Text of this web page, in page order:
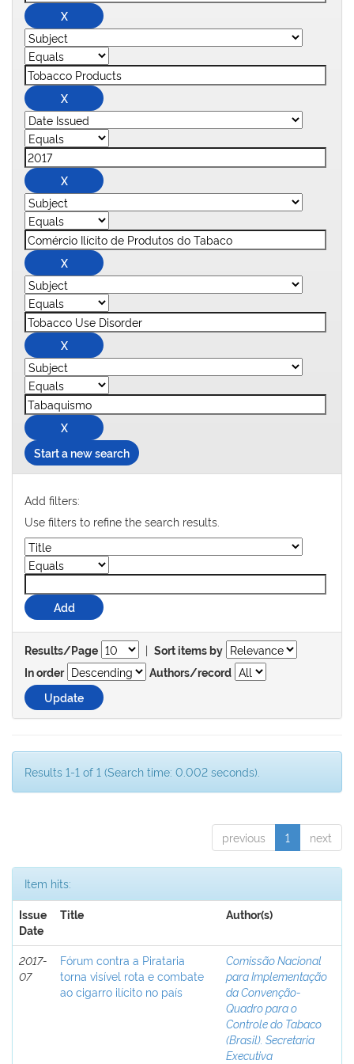
Start a new search
Add filters:
Use filters to refine the search results.
Results/Page | Sort items by
In order
Authors/record
Results 1-1 of 1 (Search time: 0.002 seconds).
previous 1 next
Item hits:
Issue
Date
Title Author(s)
2017-
07
Fórum contra a Pirataria
torna visível rota e combate
ao cigarro ilícito no país
Comissão Nacional
para Implementação
da Convenção-
Quadro para o
Controle do Tabaco
(Brasil). Secretaria
Executiva